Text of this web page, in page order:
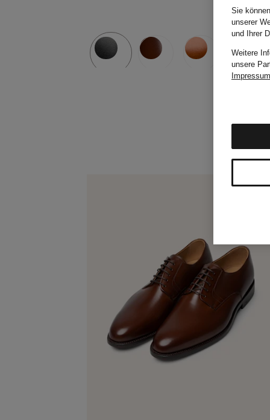
Sie
unserer
und Ihrer
Weitere
unsere
Impressum